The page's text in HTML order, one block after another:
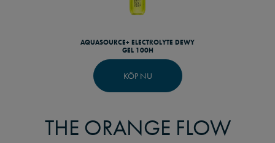
AQUASOURCE+ ELECTROLYTE DEWY
GEL 100H
KÖP NU
THE ORANGE FLOW